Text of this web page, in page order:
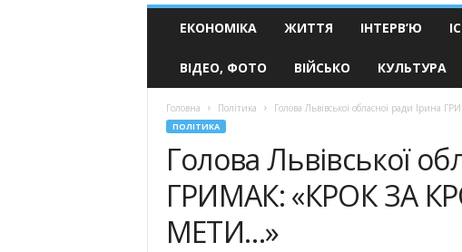
ЕКОНОМІКА ЖИТТЯ ІНТЕРВ’Ю
ВІДЕО, ФОТО ВІЙСЬКО КУЛЬТУРА
Головна Політика Голова Львівської обласної ради
ПОЛІТИКА
Голова Львівської
ГРИМАК: «КРОК ЗА
МЕТИ…»